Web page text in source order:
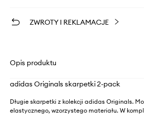
ZWROTY I REKLAMACJE
Opis produktu
adidas Originals skarpetki 2-pack
Długie skarpetki z kolekcji adidas Originals.
elastycznego, wzorzystego materiału. W